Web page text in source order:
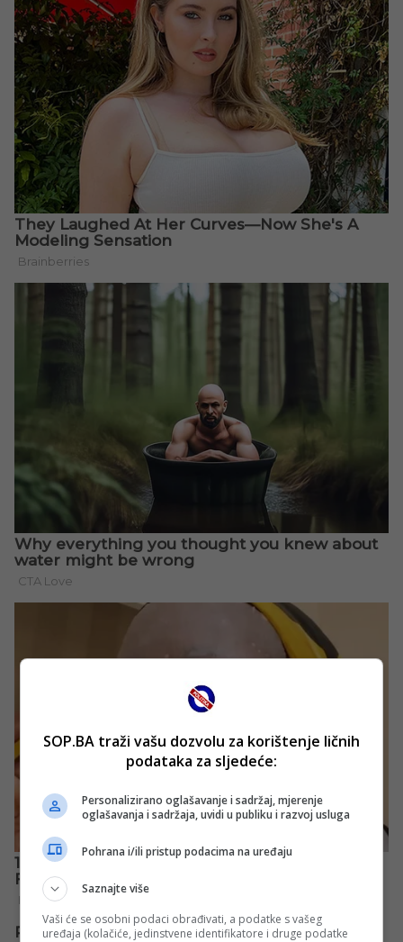
SOP.BA traži vašu dozvolu za korištenje ličnih
podataka za sljedeće:
Personalizirano oglašavanje i sadržaj, mjerenje
oglašavanja i sadržaja, uvidi u publiku i razvoj usluga
Pohrana i/ili pristup podacima na uređaju
Saznajte više
Vaši će se osobni podaci obrađivati, a podatke s vašeg
uređaja (kolačiće, jedinstvene identifikatore i druge podatke